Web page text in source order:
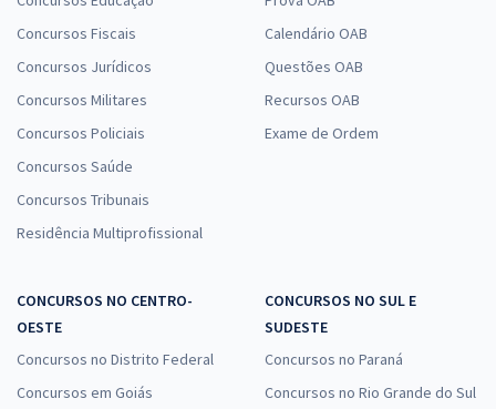
Específicos para o Cargo de Analista Especializado - Analista
à vista
R$32,66
Economize R$ 97,98 (-20%)
Concursos Fiscais
Concursos Jurídicos
Concursos Militares
Concursos Policiais
Concursos Saúde
Concursos Tribunais
Residência Multiprofissional
Calendário OAB
Questões OAB
Recursos OAB
Exame de Ordem
CONCURSOS NO CENTRO-
OESTE
Concursos no Distrito Federal
Concursos em Goiás
CONCURSOS NO SUL E
SUDESTE
Concursos no Paraná
Concursos no Rio Grande do Sul